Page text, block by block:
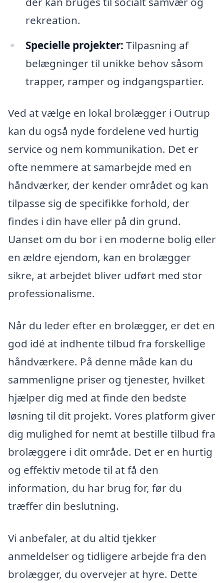
rekreation.
Specielle projekter: Tilpasning af
belægninger til unikke behov såsom
trapper, ramper og indgangspartier.
Ved at vælge en lokal brolægger i Outrup
kan du også nyde fordelene ved hurtig
service og nem kommunikation. Det er
ofte nemmere at samarbejde med en
håndværker, der kender området og kan
tilpasse sig de specifikke forhold, der
findes i din have eller på din grund.
Uanset om du bor i en moderne bolig eller
en ældre ejendom, kan en brolægger
sikre, at arbejdet bliver udført med stor
professionalisme.
Når du leder efter en brolægger, er det en
god idé at indhente tilbud fra forskellige
håndværkere. På denne måde kan du
sammenligne priser og tjenester, hvilket
hjælper dig med at finde den bedste
løsning til dit projekt. Vores platform giver
dig mulighed for nemt at bestille tilbud fra
brolæggere i dit område. Det er en hurtig
og effektiv metode til at få den
information, du har brug for, før du
træffer din beslutning.
Vi anbefaler, at du altid tjekker
anmeldelser og tidligere arbejde fra den
brolægger, du overvejer at hyre. Dette